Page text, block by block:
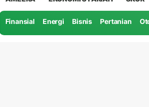
Finansial Energi Bisnis Pertanian